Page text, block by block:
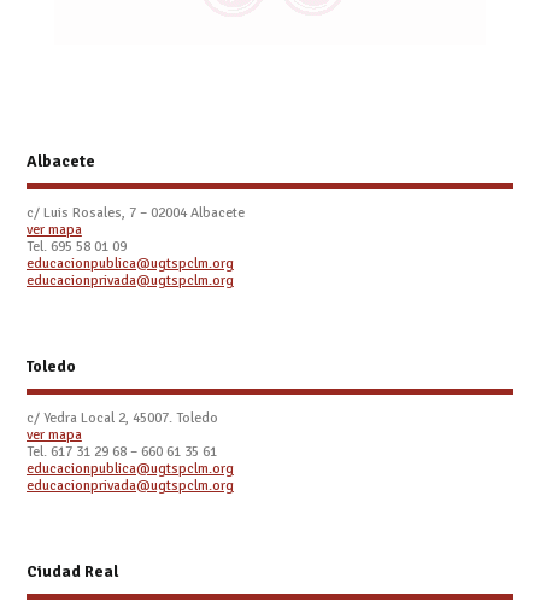
Albacete
c/ Luis Rosales, 7 – 02004 Albacete
ver mapa
Tel. 695 58 01 09
educacionpublica@ugtspclm.org
educacionprivada@ugtspclm.org
Toledo
c/ Yedra Local 2, 45007. Toledo
ver mapa
Tel. 617 31 29 68 – 660 61 35 61
educacionpublica@ugtspclm.org
educacionprivada@ugtspclm.org
Ciudad Real